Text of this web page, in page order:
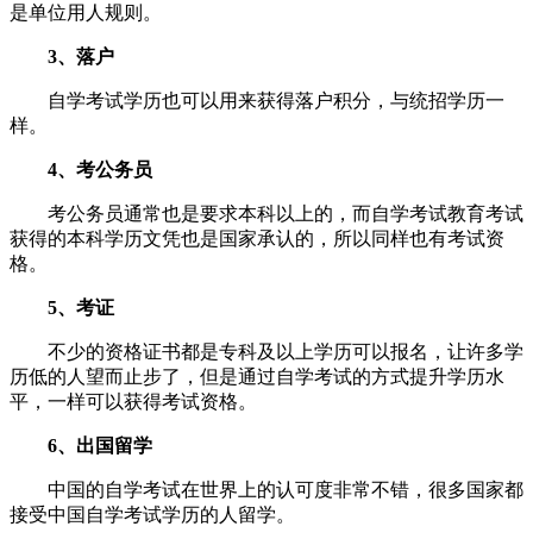
是单位用人规则。
3、落户
自学考试学历也可以用来获得落户积分，与统招学历一
样。
4、考公务员
考公务员通常也是要求本科以上的，而自学考试教育考试
获得的本科学历文凭也是国家承认的，所以同样也有考试资
格。
5、考证
不少的资格证书都是专科及以上学历可以报名，让许多学
历低的人望而止步了，但是通过自学考试的方式提升学历水
平，一样可以获得考试资格。
6、出国留学
中国的自学考试在世界上的认可度非常不错，很多国家都
接受中国自学考试学历的人留学。